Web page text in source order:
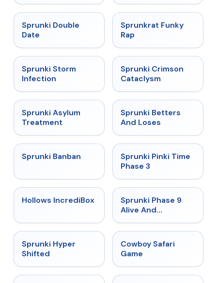
★
Sprunki Double
Date
★ 4.7
Sprunkrat Funky
Rap
★
Sprunki Storm
Infection
★ 4.7
Sprunki Crimson
Cataclysm
★
Sprunki Asylum
Treatment
★
Sprunki Betters
And Loses
★
Sprunki Banban ★ 4.9
Sprunki Pinki Time
Phase 3
★ 4.3
Hollows IncrediBox ★
Sprunki Phase 9
Alive And
★
Sprunki Hyper
Shifted
Cowboy Safari
Game